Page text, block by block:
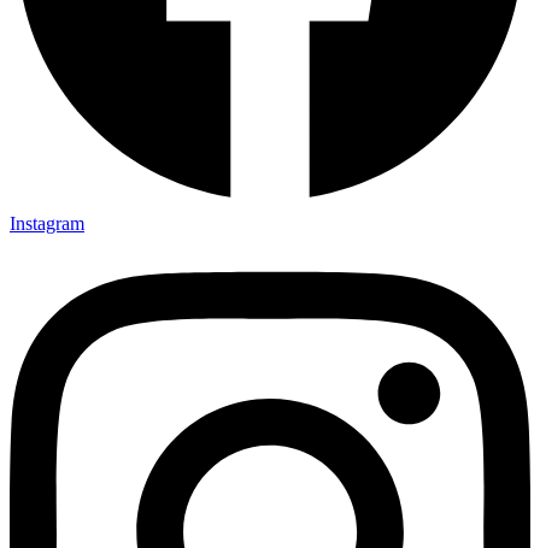
Instagram